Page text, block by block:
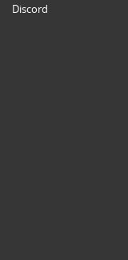
Discord